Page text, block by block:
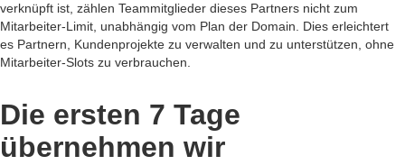
verknüpft ist, zählen Teammitglieder dieses Partners nicht zum
Mitarbeiter-Limit, unabhängig vom Plan der Domain. Dies erleichtert
es Partnern, Kundenprojekte zu verwalten und zu unterstützen, ohne
Mitarbeiter-Slots zu verbrauchen.
Die ersten 7 Tage
übernehmen wir